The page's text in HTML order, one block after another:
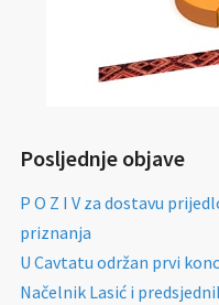
Posljednje objave
P O Z I V za dostavu
priznanja
U Cavtatu održan prvi
Načelnik Lasić i